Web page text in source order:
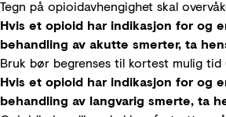
Tegn på opioidavhengighet skal
Hvis et opioid har indikasjon for og
behandling av akutte smerter, ta
Bruk bør begrenses til kortest mulig tid
Hvis et opioid har indikasjon for og
behandling av langvarig smerte, ta